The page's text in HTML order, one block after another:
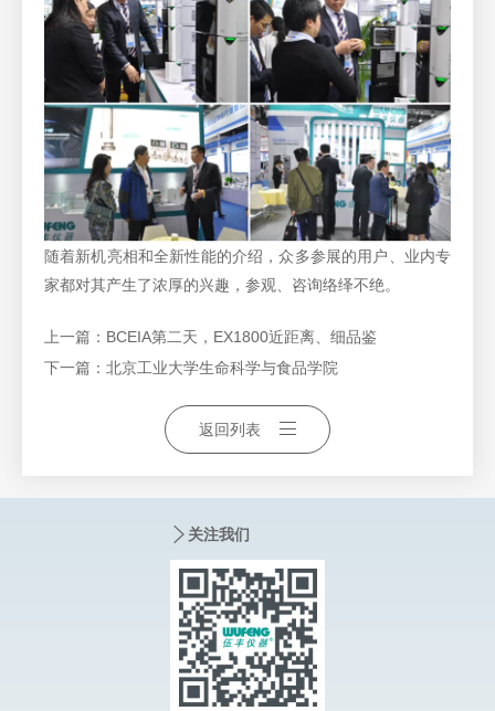
随着新机亮相和全新性能的介绍，众多参展的用户、业内专
家都对其产生了浓厚的兴趣，参观、咨询络绎不绝。
上一篇： BCEIA第二天，EX1800近距离、细品鉴
下一篇： 北京工业大学生命科学与食品学院
返回列表
关注我们